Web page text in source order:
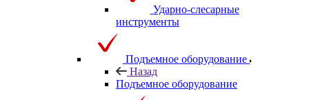
Ударно-слесарные
инструменты
Подъемное оборудование
Назад
Подъемное оборудование